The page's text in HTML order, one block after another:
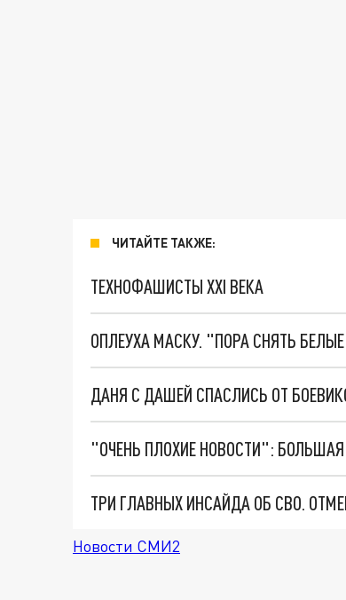
ЧИТАЙТЕ ТАКЖЕ:
ТЕХНОФАШИСТЫ XXI ВЕКА
ОПЛЕУХА МАСКУ. "ПОРА СНЯТЬ
ДАНЯ С ДАШЕЙ СПАСЛИСЬ ОТ
Новости СМИ2